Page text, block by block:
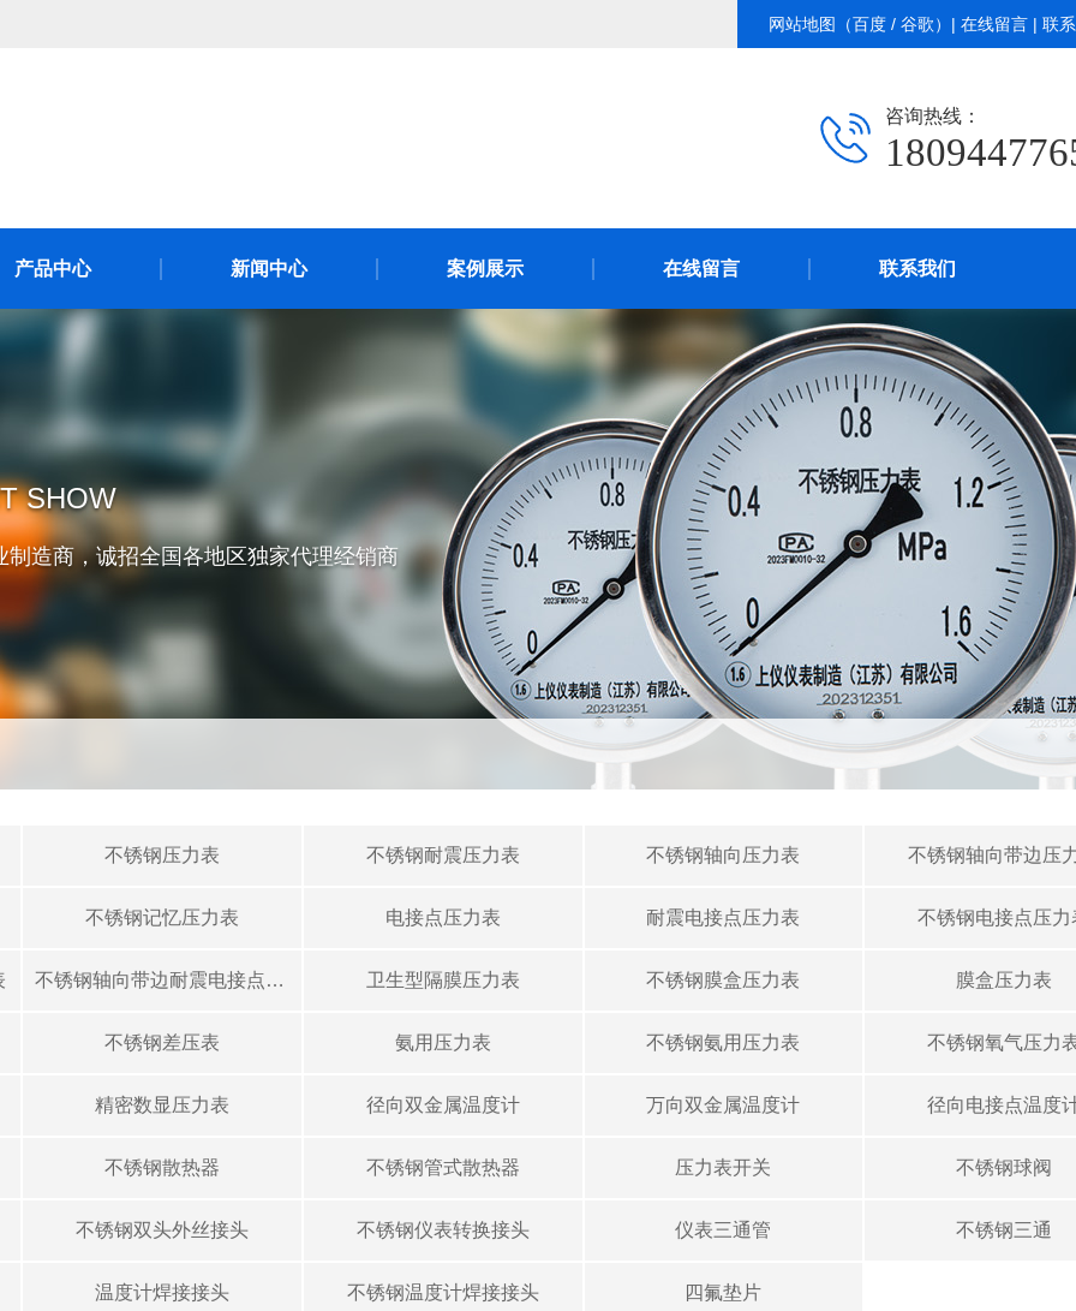
网站地图 （百度 / 谷歌）| 在线留言 | 联
咨询热线：
产品中心 新闻中心 案例展示 在线留言 联系我们
SHOW
造商，诚招全国各地区独家代理经销商
不锈钢压力表 不锈钢耐震压力表 不锈钢轴向压力表 不锈钢轴向带边压
不锈钢记忆压力表 电接点压力表 耐震电接点压力表 不锈钢电接点压力
不锈钢轴向带边耐震电接点压力表 卫生型隔膜压力表 不锈钢膜盒压力表 膜盒压力表
不锈钢差压表 氨用压力表 不锈钢氨用压力表 不锈钢氧气压力
精密数显压力表 径向双金属温度计 万向双金属温度计 径向电接点温度
不锈钢散热器 不锈钢管式散热器 压力表开关 不锈钢球阀
不锈钢双头外丝接头 不锈钢仪表转换接头 仪表三通管 不锈钢三通
温度计焊接接头 不锈钢温度计焊接接头 四氟垫片